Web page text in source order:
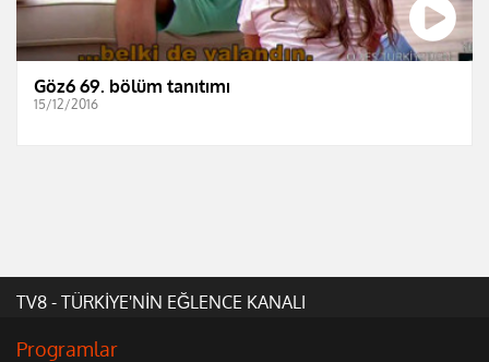
Göz6 69. bölüm tanıtımı
15/12/2016
TV8 - TÜRKİYE'NİN EĞLENCE KANALI
Programlar